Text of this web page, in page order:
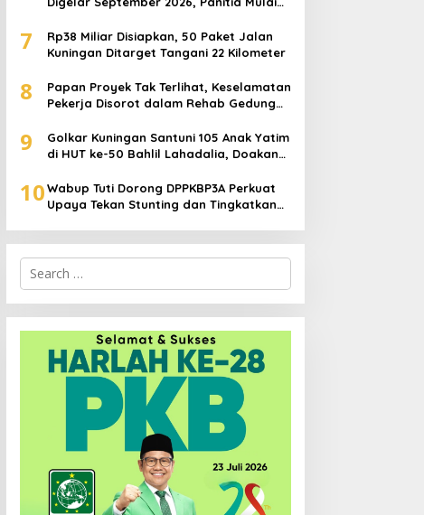
7
Rp38 Miliar Disiapkan, 50 Paket Jalan
Kuningan Ditarget Tangani 22 Kilometer
8
Papan Proyek Tak Terlihat, Keselamatan
Pekerja Disorot dalam Rehab Gedung
9
Golkar Kuningan Santuni 105 Anak Yatim
di HUT ke-50 Bahlil Lahadalia, Doakan
10Wabup Tuti Dorong DPPKBP3A Perkuat
Upaya Tekan Stunting dan Tingkatkan
Search
for: